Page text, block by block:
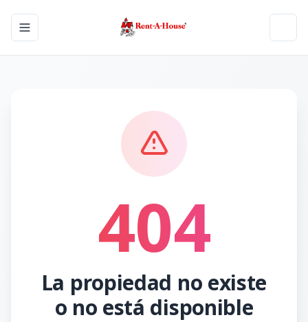
Toggle navigation menu
404
La propiedad no existe
o no está disponible